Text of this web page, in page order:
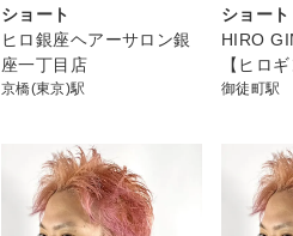
ショート
ヒロ銀座ヘアーサロン銀
座一丁目店
京橋(東京)駅
ショート
HIRO
【ヒロギ
御徒町駅